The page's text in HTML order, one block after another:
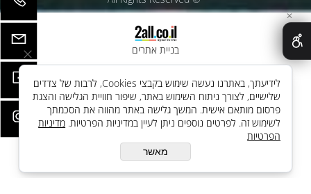
בניית אתרים
✕
לידיעתך, באתרנו נעשה שימוש בקבצי Cookies, לרבות של צדדים
שלישיים, לצורך ניתוח השימוש באתר, שיפור חוויית הגלישה והצגת
פרסום מותאם אישית. המשך גלישה באתר מהווה את הסכמתך
לשימוש זה. לפרטים נוספים ניתן לעיין במדיניות הפרטיות. מדיניות
הפרטיות
מאשר